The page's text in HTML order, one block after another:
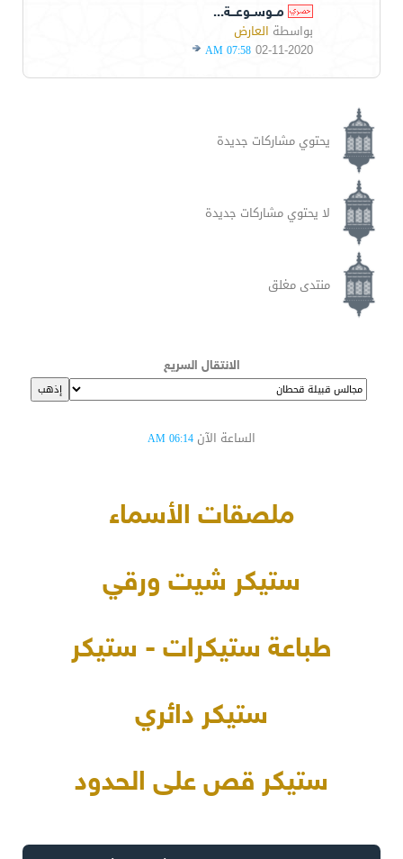
مــوســوعـــة...
بواسطة العارض
02-11-2020
07:58 AM
يحتوي مشاركات جديدة
لا يحتوي مشاركات جديدة
منتدى مغلق
الانتقال السريع
الساعة الآن 06:14 AM
ملصقات الأسماء
ستيكر شيت ورقي
طباعة ستيكرات - ستيكر
ستيكر دائري
ستيكر قص على الحدود